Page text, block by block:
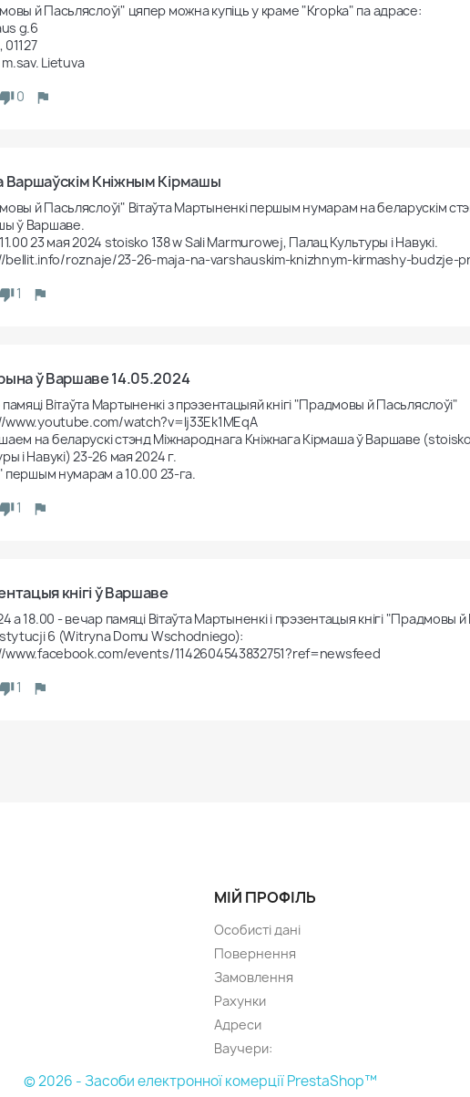
й Пасьляслоўі" цяпер можна купіць у краме "Kropka" па адрасе:
g.6
01127
Lietuva
0
Варшаўскім Кніжным Кірмашы
й Пасьляслоўі" Вітаўта Мартыненкі першым нумарам на беларускім
ў Варшаве.
23 мая 2024 stoisko 138 w Sali Marmurowej, Палац Культуры і Навукі.
bellit.info/roznaje/23-26-maja-na-varshauskim-knizhnym-kirmashy-budzje-
1
ў Варшаве 14.05.2024
Вітаўта Мартыненкі з прэзентацыяй кнігі "Прадмовы й Пасьляслоўі"
watch?v=lj33Ek1MEqA
на беларускі стэнд Міжнароднага Кніжнага Кірмаша ў Варшаве
і Навукі) 23-26 мая 2024 г.
першым нумарам а 10.00 23-га.
1
кнігі ў Варшаве
а 18.00 - вечар памяці Вітаўта Мартыненкі і прэзентацыя кнігі "Прадмовы
6 (Witryna Domu Wschodniego):
events/1142604543832751?ref=newsfeed
1
МІЙ ПРОФІЛЬ
Особисті дані
Повернення
Замовлення
Рахунки
Адреси
Ваучери:
© 2026 - Засоби електронної комерції PrestaShop™